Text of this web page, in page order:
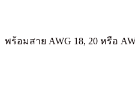
พร้อมสาย AWG 18, 20 หรือ